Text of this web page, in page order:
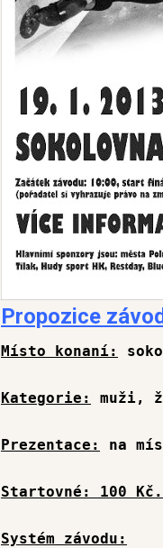
Propozice
Místo konaní:
Kategorie: muži,
Prezentace: na
Startovné: 100 Kč.
Systém závodu: